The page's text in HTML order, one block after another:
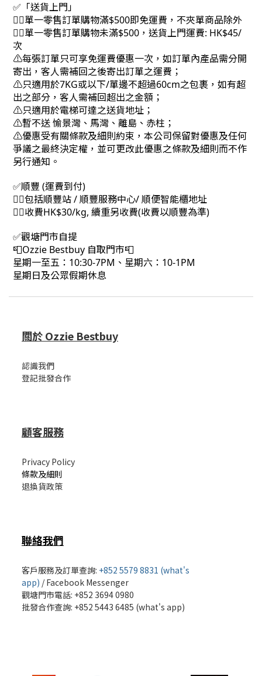
✅「送貨上門」
👉🏻單一零售訂單購物滿$500即免運費，不夾單商品除外
👉🏻單一零售訂單購物未滿$500，送貨上門運費: HK$45/
次
⚠每張訂單只可享免運費優惠一次，如訂單內產品需分開
寄出，客人需補回之後寄出訂單之運費；
⚠只適用於7KG或以下/單邊不超過60cm之包裹，如有超
出之部分，客人需補回超出之金額；
⚠只適用於電梯可達之送貨地址；
⚠暫不送 愉景灣、馬灣、離島、赤柱；
⚠優惠受有關條款及細則約束，本公司保留對優惠及任何
爭議之最終決定權，並可更改此優惠之條款及細則而不作
另行通知。
✅順豐 (運費到付)
👉🏻包括順豐站 / 順豐服務中心/ 順便智能櫃地址
👉🏻收費HK$30/kg, 續重另收費(收費以順豐為準)
✅觀塘門市自提
📮Ozzie Bestbuy 自取門市📮
星期一至五：10:30-7PM、星期六：10-1PM
星期日及公眾假期休息
關於 Ozzie Bestbuy
認識我們
登記批發合作
顧客服務
Privacy Policy
條款及細則
退換貨政策
聯絡我們
客戶服務及訂單查詢: +852 5579 8831 (what's
app) /Facebook Messenger
觀塘門市電話: +852 3694 0980
批發合作查詢: +852 5443 6485 (what's app)